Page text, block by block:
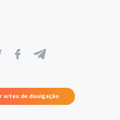
artes de divulgação